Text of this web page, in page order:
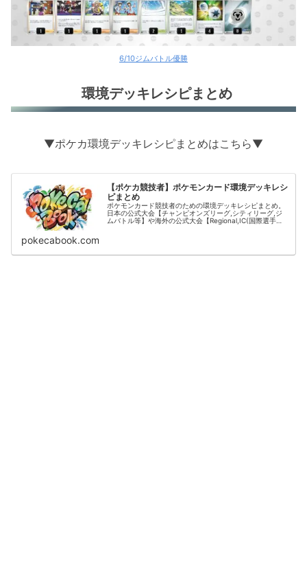
6/10ジムバトル優勝
環境デッキレシピまとめ
▼ポケカ環境デッキレシピまとめはこちら▼
【ポケカ競技者】ポケモンカード環境デッキレシ
ピまとめ
ポケモンカード競技者のための環境デッキレシピまとめ。
日本の公式大会【チャンピオンズリーグ,シティリーグ,ジ
ムバトル等】や海外の公式大会【Regional,IC(国際選手
pokecabook.com